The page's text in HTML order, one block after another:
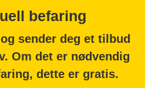
befaring
sender deg et tilbud
Om det er nødvendig
dette er gratis.